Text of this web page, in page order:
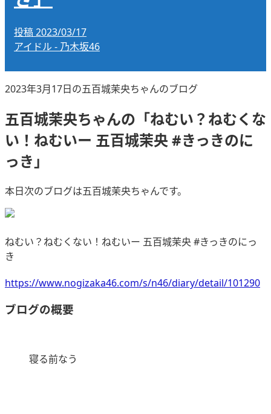
投稿 2023/03/17
アイドル - 乃木坂46
2023年3月17日の五百城茉央ちゃんのブログ
五百城茉央ちゃんの「ねむい？ねむくな
い！ねむいー 五百城茉央 #きっきのに
っき」
本日次のブログは五百城茉央ちゃんです。
ねむい？ねむくない！ねむいー 五百城茉央 #きっきのにっ
き
https://www.nogizaka46.com/s/n46/diary/detail/101290
ブログの概要
寝る前なう